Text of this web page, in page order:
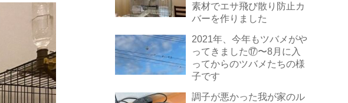
素材でエサ飛び散り防止カ
バーを作りました
2021年、今年もツバメがや
ってきました⑰〜8月に入
ってからのツバメたちの様
子です
調子が悪かった我が家のル